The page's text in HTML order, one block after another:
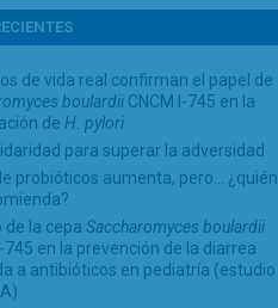
de vida real confirman el papel de
boulardii CNCM I-745 en la
de H. pylori
para superar la adversidad
probióticos aumenta, pero… ¿quién
de la cepa Saccharomyces boulardii
745 en la prevención de la diarrea
a antibióticos en pediatría (estudio